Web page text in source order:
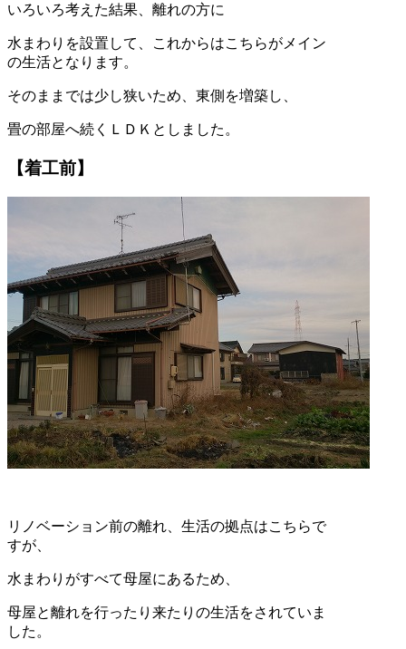
いろいろ考えた結果、離れの方に
水まわりを設置して、これからはこちらがメイン
の生活となります。
そのままでは少し狭いため、東側を増築し、
畳の部屋へ続くＬＤＫとしました。
【着工前】
リノベーション前の離れ、生活の拠点はこちらで
すが、
水まわりがすべて母屋にあるため、
母屋と離れを行ったり来たりの生活をされていま
した。